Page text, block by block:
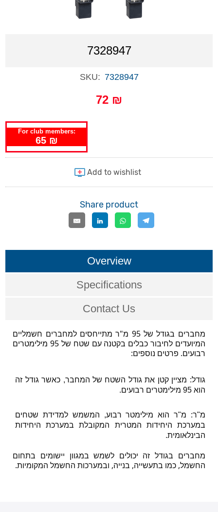
7328947
SKU: 7328947
72 ₪
For club members:
65 ₪
Share product
Overview
Specifications
Contact Us
רבועים. פרטים נוספים:
הוא 95 מילימטרים רבועים.
במערכת היחידות המטרית המקובלת במערכת היחידות
הבינלאומית.
החשמל, כמו בתעשייה, בנייה, ובמערכות החשמל המקומיות.